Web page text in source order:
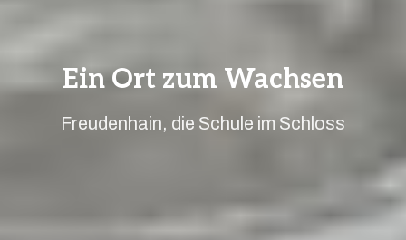
Ein Ort zum Wachsen
Freudenhain, die Schule im Schloss